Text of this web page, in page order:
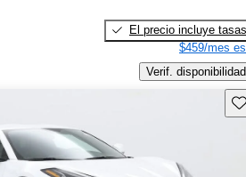
El precio incluye tasas
$459/mes
Verif. disponibilidad